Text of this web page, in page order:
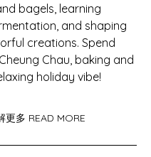
bagels, learning
and shaping
creations. Spend
Chau, baking and
holiday vibe!
更多 READ MORE